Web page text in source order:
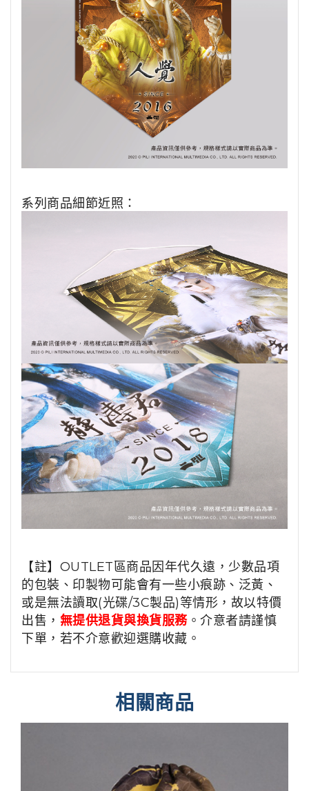
系列商品細節近照：
【註】OUTLET區商品因年代久遠，少數品項
的包裝、印製物可能會有一些小痕跡、泛黃、
或是無法讀取(光碟/3C製品)等情形，故以特價
出售， 無提供退貨與換貨服務。介意者請謹慎
下單，若不介意歡迎選購收藏。
相關商品